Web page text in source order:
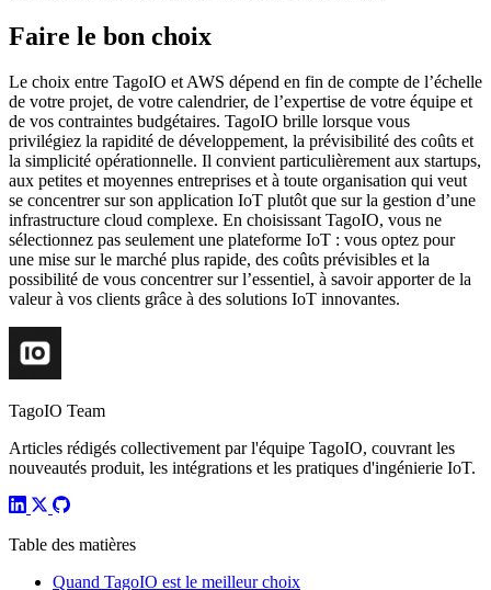
Faire le bon choix
Le choix entre TagoIO et AWS dépend en fin de compte de l’échelle
de votre projet, de votre calendrier, de l’expertise de votre équipe et
de vos contraintes budgétaires. TagoIO brille lorsque vous
privilégiez la rapidité de développement, la prévisibilité des coûts et
la simplicité opérationnelle. Il convient particulièrement aux startups,
aux petites et moyennes entreprises et à toute organisation qui veut
se concentrer sur son application IoT plutôt que sur la gestion d’une
infrastructure cloud complexe. En choisissant TagoIO, vous ne
sélectionnez pas seulement une plateforme IoT : vous optez pour
une mise sur le marché plus rapide, des coûts prévisibles et la
possibilité de vous concentrer sur l’essentiel, à savoir apporter de la
valeur à vos clients grâce à des solutions IoT innovantes.
TagoIO Team
Articles rédigés collectivement par l'équipe TagoIO, couvrant les
nouveautés produit, les intégrations et les pratiques d'ingénierie IoT.
Table des matières
Quand TagoIO est le meilleur choix